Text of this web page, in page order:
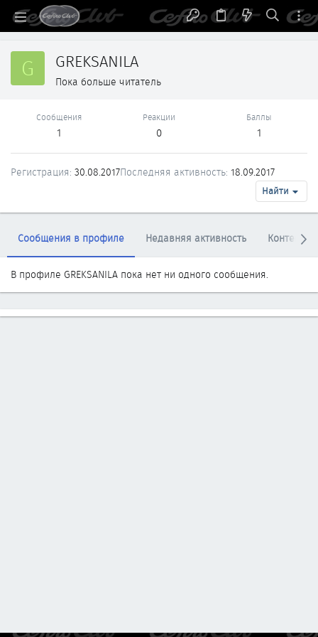
G GREKSANILA
Пока больше читатель
Сообщения
1
Реакции
0
Баллы
1
Регистрация 30.08.2017Последняя активность 18.09.2017
Найти
Сообщения в профиле Недавняя активность Контент
В профиле GREKSANILA пока нет ни одного сообщения.